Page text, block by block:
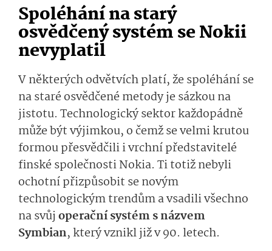
Spoléhání na starý
osvědčený systém se Nokii
nevyplatil
V některých odvětvích platí, že spoléhání se
na staré osvědčené metody je sázkou na
jistotu. Technologický sektor každopádně
může být výjimkou, o čemž se velmi krutou
formou přesvědčili i vrchní představitelé
finské společnosti Nokia. Ti totiž nebyli
ochotní přizpůsobit se novým
technologickým trendům a vsadili všechno
na svůj operační systém s názvem
Symbian, který vznikl již v 90. letech.